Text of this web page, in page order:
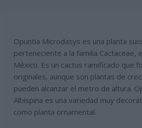
Opuntia Microdasys es una planta
perteneciente a la familia Cactaceae,
México. Es un cactus ramificado que
originales, aunque son plantas de
pueden alcanzar el metro de altura.
Albispina es una variedad muy
como planta ornamental.